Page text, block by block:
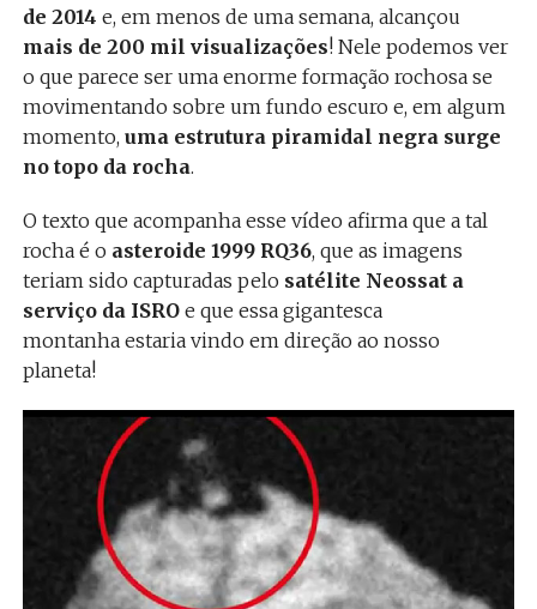
de 2014 e, em menos de uma semana, alcançou
mais de 200 mil visualizações! Nele podemos ver
o que parece ser uma enorme formação rochosa se
movimentando sobre um fundo escuro e, em algum
momento, uma estrutura piramidal negra surge
no topo da rocha.
O texto que acompanha esse vídeo afirma que a tal
rocha é o asteroide 1999 RQ36, que as imagens
teriam sido capturadas pelo satélite Neossat a
serviço da ISROe que essa gigantesca
montanha estaria vindo em direção ao nosso
planeta!